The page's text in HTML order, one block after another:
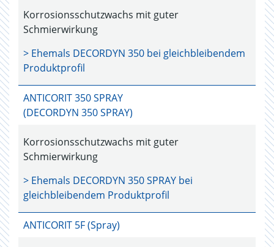
Korrosionsschutzwachs mit guter
Schmierwirkung
> Ehemals DECORDYN 350 bei gleichbleibendem
Produktprofil
ANTICORIT 350 SPRAY
(DECORDYN 350 SPRAY)
Korrosionsschutzwachs mit guter
Schmierwirkung
> Ehemals DECORDYN 350 SPRAY bei
gleichbleibendem Produktprofil
ANTICORIT 5F (Spray)